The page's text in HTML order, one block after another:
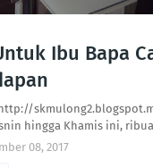
Ibu Bapa
hingga Khamis ini,
08, 2017